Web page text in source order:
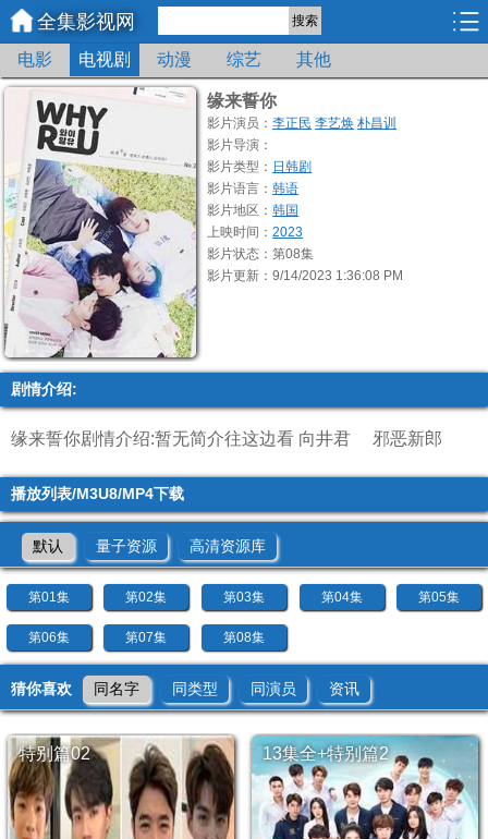
全集影视网 搜索
电影 电视剧 动漫 综艺 其他
缘来誓你
影片演员：李正民 李艺焕 朴昌训
影片导演：
影片类型： 日韩剧
影片语言：韩语
影片地区：韩国
上映时间：2023
影片状态：第08集
影片更新：9/14/2023 1:36:08 PM
剧情介绍:
缘来誓你剧情介绍:暂无简介往这边看 向井君 邪恶新郎
播放列表/M3U8/MP4下载
默认 量子资源 高清资源库
第01集 第02集 第03集 第04集 第05集
第06集 第07集 第08集
猜你喜欢 同名字 同类型 同演员 资讯
特别篇02 13集全+特别篇2